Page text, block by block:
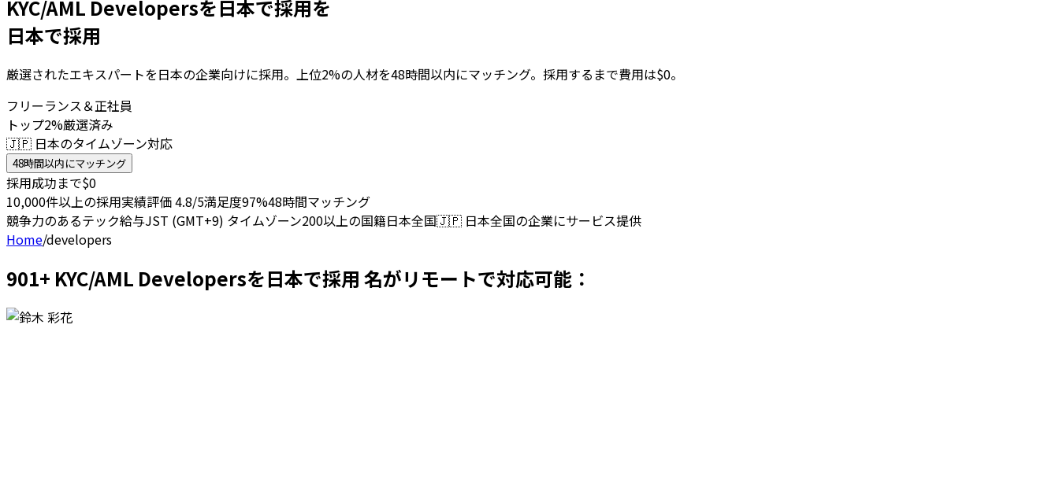
KYC/AML Developersを日本で採用を
日本で採用
厳選されたエキスパートを日本の企業向けに採用。上位2%の人材を48時間以内にマッチング。採用するまで費用は$0。
フリーランス＆正社員
トップ2%厳選済み
🇯🇵 日本のタイムゾーン対応
48時間以内にマッチング
採用成功まで$0
10,000件以上の採用実績評価 4.8/5満足度97%48時間マッチング
競争力のあるテック給与JST (GMT+9) タイムゾーン200以上の国籍日本全国🇯🇵 日本全国の企業にサービス提供
Home/developers
901+ KYC/AML Developersを日本で採用 名がリモートで対応可能：